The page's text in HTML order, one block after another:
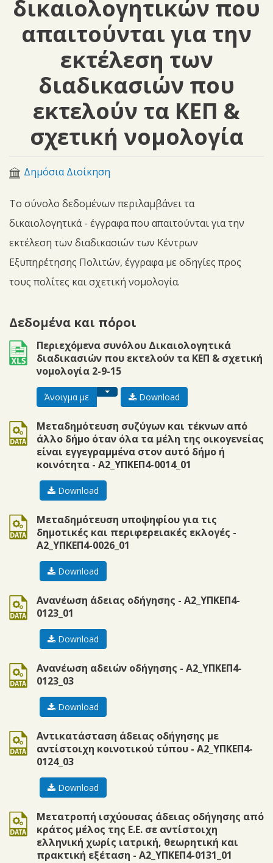
δικαιολογητικών που
απαιτούνται για την
εκτέλεση των
διαδικασιών που
εκτελούν τα ΚΕΠ &
σχετική νομολογία
Δημόσια Διοίκηση
Το σύνολο δεδομένων περιλαμβάνει τα
δικαιολογητικά - έγγραφα που απαιτούνται για την
εκτέλεση των διαδικασιών των Κέντρων
Εξυπηρέτησης Πολιτών, έγγραφα με οδηγίες προς
τους πολίτες και σχετική νομολογία.
Δεδομένα και πόροι
Περιεχόμενα συνόλου Δικαιολογητικά
διαδικασιών που εκτελούν τα ΚΕΠ & σχετική
νομολογία 2-9-15
xls
Άνοιγμα με Toggle dropdown
Download
Μεταδημότευση συζύγων και τέκνων από
άλλο δήμο όταν όλα τα μέλη της οικογενείας
είναι εγγεγραμμένα στον αυτό δήμο ή
κοινότητα - Α2_ΥΠΚΕΠ4-0014_01
doc
Download
Μεταδημότευση υποψηφίου για τις
δημοτικές και περιφερειακές εκλογές -
Α2_ΥΠΚΕΠ4-0026_01
doc
Download
Ανανέωση άδειας οδήγησης - Α2_ΥΠΚΕΠ4-
0123_01
doc
Download
Ανανέωση αδειών οδήγησης - Α2_ΥΠΚΕΠ4-
0123_03
doc
Download
Αντικατάσταση άδειας οδήγησης με
αντίστοιχη κοινοτικού τύπου - Α2_ΥΠΚΕΠ4-
0124_03
doc
Download
Μετατροπή ισχύουσας άδειας οδήγησης από
κράτος μέλος της Ε.Ε. σε αντίστοιχη
ελληνική χωρίς ιατρική, θεωρητική και
πρακτική εξέταση - Α2_ΥΠΚΕΠ4-0131_01
doc